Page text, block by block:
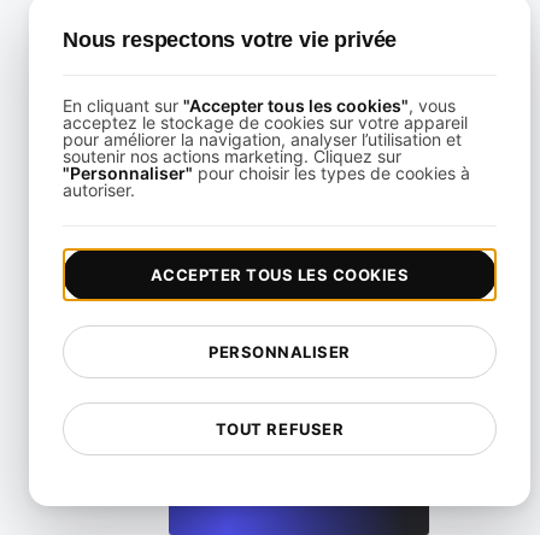
Auto-Scaling Load Testing in Kubernetes
Test de charge de scalabilité automatisé avec
View details
Nous respectons votre vie privée
En cliquant sur "Accepter tous les cookies", vous
acceptez le stockage de cookies sur votre appareil
pour améliorer la navigation, analyser l’utilisation et
soutenir nos actions marketing. Cliquez sur
"Personnaliser" pour choisir les types de cookies à
autoriser.
TOUT REFUSER
PERSONNALISER
ACCEPTER TOUS LES COOKIES